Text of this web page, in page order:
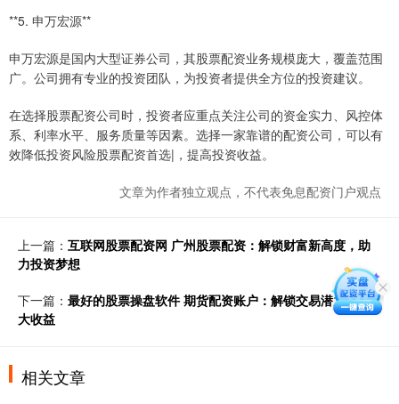
**5. 申万宏源**
申万宏源是国内大型证券公司，其股票配资业务规模庞大，覆盖范围
广。公司拥有专业的投资团队，为投资者提供全方位的投资建议。
在选择股票配资公司时，投资者应重点关注公司的资金实力、风控体
系、利率水平、服务质量等因素。选择一家靠谱的配资公司，可以有
效降低投资风险股票配资首选|，提高投资收益。
文章为作者独立观点，不代表免息配资门户观点
上一篇： 互联网股票配资网 广州股票配资：解锁财富新高度，助
力投资梦想
下一篇： 最好的股票操盘软件 期货配资账户：解锁交易潜力，放
大收益
相关文章